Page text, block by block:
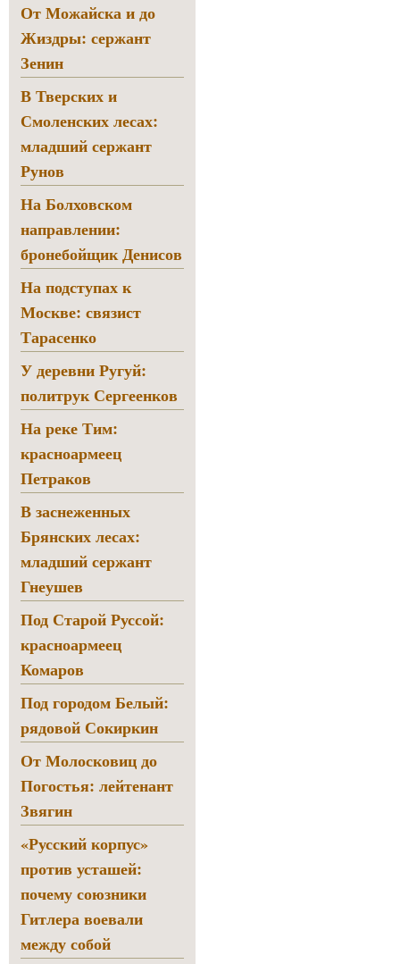
От Можайска и до
Жиздры: сержант
Зенин
В Тверских и
Смоленских лесах:
младший сержант
Рунов
На Болховском
направлении:
бронебойщик Денисов
На подступах к
Москве: связист
Тарасенко
У деревни Ругуй:
политрук Сергеенков
На реке Тим:
красноармеец
Петраков
В заснеженных
Брянских лесах:
младший сержант
Гнеушев
Под Старой Руссой:
красноармеец
Комаров
Под городом Белый:
рядовой Сокиркин
От Молосковиц до
Погостья: лейтенант
Звягин
«Русский корпус»
против усташей:
почему союзники
Гитлера воевали
между собой